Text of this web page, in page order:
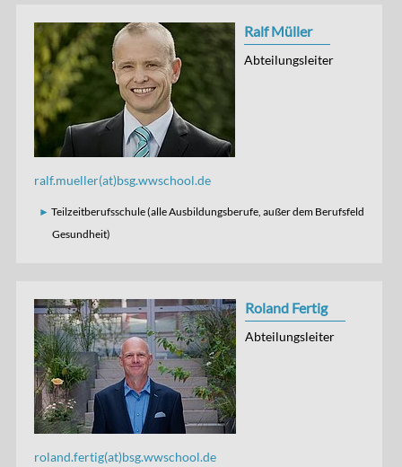
Ralf Müller
Abteilungsleiter
ralf.mueller(at)bsg.wwschool.de
Teilzeitberufsschule (alle Ausbildungsberufe, außer dem Berufsfeld
Gesundheit)
Roland Fertig
Abteilungsleiter
roland.fertig(at)bsg.wwschool.de